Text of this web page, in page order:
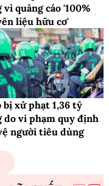
vì quảng cáo '100%
liệu hữu cơ'
bị xử phạt 1,36 tỷ
do vi phạm quy định
người tiêu dùng